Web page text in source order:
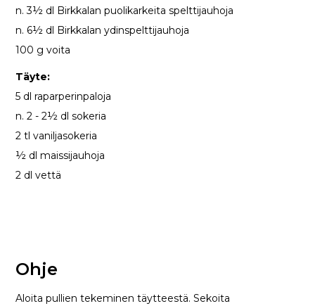
n. 3½ dl Birkkalan puolikarkeita spelttijauhoja
n. 6½ dl Birkkalan ydinspelttijauhoja
100 g voita
Täyte:
5 dl raparperinpaloja
n. 2 - 2½ dl sokeria
2 tl vaniljasokeria
½ dl maissijauhoja
2 dl vettä
Ohje
Aloita pullien tekeminen täytteestä. Sekoita